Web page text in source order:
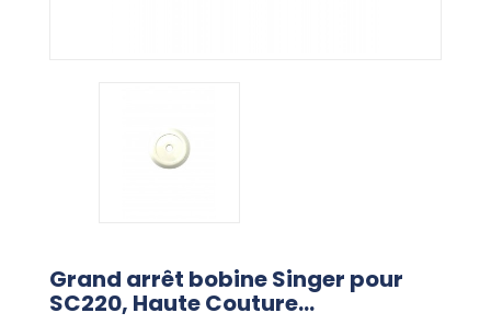
Grand arrêt bobine Singer pour
SC220, Haute Couture...